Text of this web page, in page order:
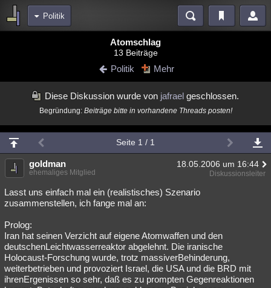
Politik
Blogs
meine Rubriken
Menschen Wissenschaft Politik Mystery Kriminalfälle
Spiritualität Verschwörungen Technologie Ufologie
Natur Umfragen
Philosophie Träume Orte Esoterik
Astronomie
Musik Clash Verbesserungen Allmystery English
Übersichten
Besucht Teilgenommen Alle Neue Geschlossen
Atomschlag
13 Beiträge
Politik Mehr
Diese Diskussion wurde von jafraelgeschlossen.
Begründung: Beiträge bitte in vorhandene Threads posten!
Seite 1 / 1
goldman 18.05.2006 um 16:44
ehemaliges Mitglied Diskussionsleiter
Lasst uns einfach mal ein (realistisches) Szenario
zusammenstellen, ich fange mal an:
Prolog:
Iran hat seinen Verzicht auf eigene Atomwaffen und den
deutschenLeichtwasserreaktor abgelehnt. Die iranische
Holocaust-Forschung wurde, trotz massiverBehinderung,
weiterbetrieben und provoziert Israel, die USA und die BRD mit
ihrenErgenissen so sehr, daß es zu prompten Gegenreaktionen